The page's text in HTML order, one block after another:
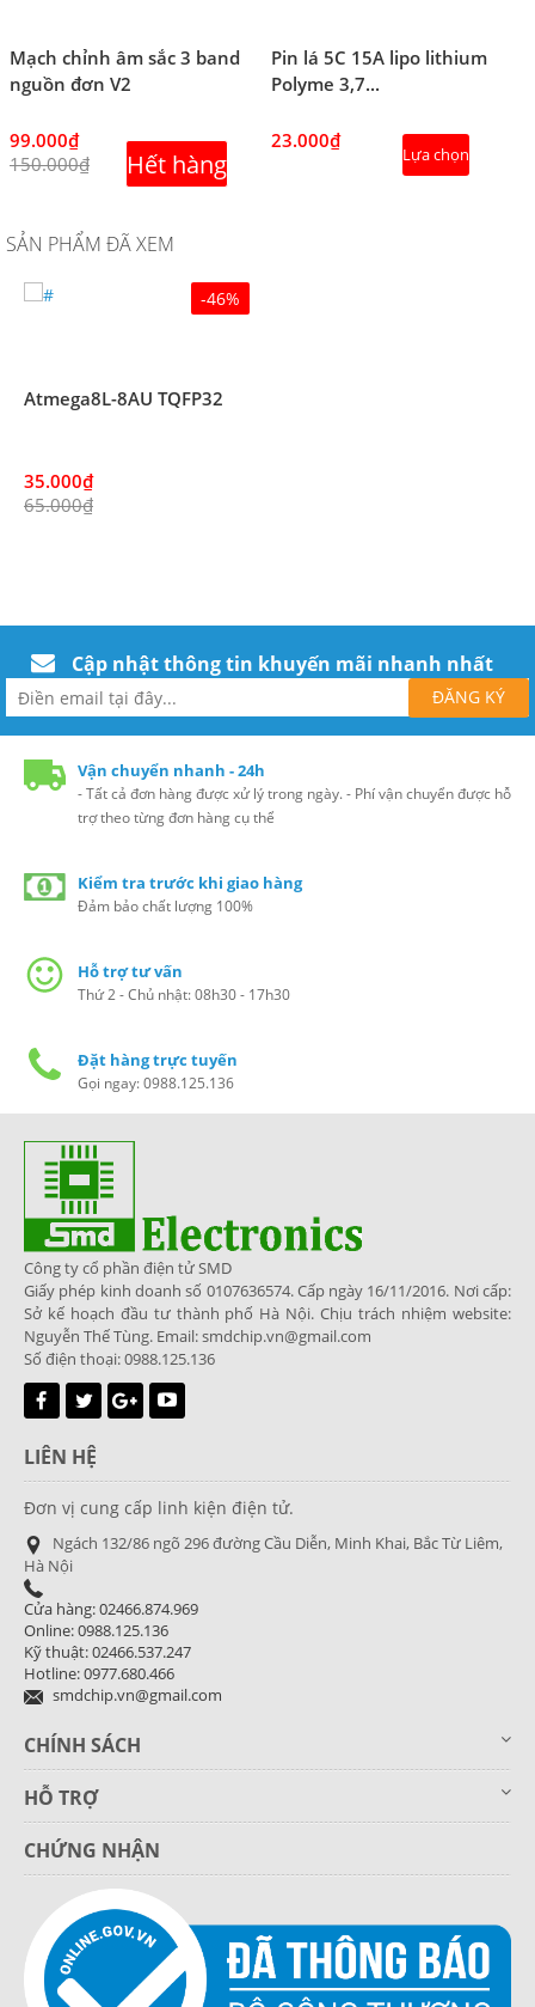
Mạch chỉnh âm sắc 3 band
nguồn đơn V2
99.000₫
150.000₫
Hết hàng
Pin lá 5C 15A lipo lithium
Polyme 3,7...
23.000₫
Lựa chọn
SẢN PHẨM ĐÃ XEM
-46%
Atmega8L-8AU TQFP32
35.000₫
65.000₫
Cập nhật thông tin khuyến mãi nhanh nhất
Vận chuyển nhanh - 24h
- Tất cả đơn hàng được xử lý trong ngày. - Phí vận chuyển được hỗ
trợ theo từng đơn hàng cụ thể
Kiểm tra trước khi giao hàng
Đảm bảo chất lượng 100%
Hỗ trợ tư vấn
Thứ 2 - Chủ nhật: 08h30 - 17h30
Đặt hàng trực tuyến
Gọi ngay: 0988.125.136
Công ty cổ phần điện tử SMD
Giấy phép kinh doanh số 0107636574. Cấp ngày 16/11/2016. Nơi cấp:
Sở kế hoạch đầu tư thành phố Hà Nội. Chịu trách nhiệm website:
Nguyễn Thế Tùng. Email: smdchip.vn@gmail.com
Số điện thoại: 0988.125.136
LIÊN HỆ
Đơn vị cung cấp linh kiện điện tử.
Ngách 132/86 ngõ 296 đường Cầu Diễn, Minh Khai, Bắc Từ Liêm,
Hà Nội
Cửa hàng: 02466.874.969
Online: 0988.125.136
Kỹ thuật: 02466.537.247
Hotline: 0977.680.466
smdchip.vn@gmail.com
CHÍNH SÁCH
HỖ TRỢ
CHỨNG NHẬN